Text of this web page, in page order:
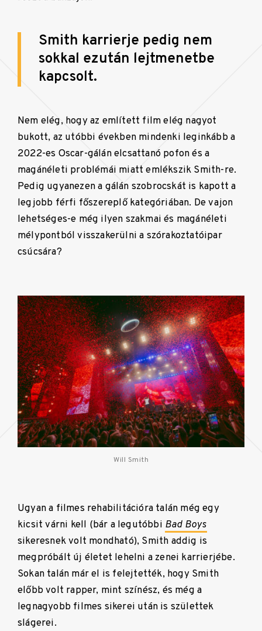
Smith karrierje pedig nem
sokkal ezután lejtmenetbe
kapcsolt.
Nem elég, hogy az említett film elég nagyot
bukott, az utóbbi években mindenki leginkább a
2022-es Oscar-gálán elcsattanó pofon és a
magánéleti problémái miatt emlékszik Smith-re.
Pedig ugyanezen a gálán szobrocskát is kapott a
legjobb férfi főszereplő kategóriában. De vajon
lehetséges-e még ilyen szakmai és magánéleti
mélypontból visszakerülni a szórakoztatóipar
csúcsára?
Will Smith
Ugyan a filmes rehabilitációra talán még egy
kicsit várni kell (bár a legutóbbi Bad Boys
sikeresnek volt mondható), Smith addig is
megpróbált új életet lehelni a zenei karrierjébe.
Sokan talán már el is felejtették, hogy Smith
előbb volt rapper, mint színész, és még a
legnagyobb filmes sikerei után is születtek
slágerei.